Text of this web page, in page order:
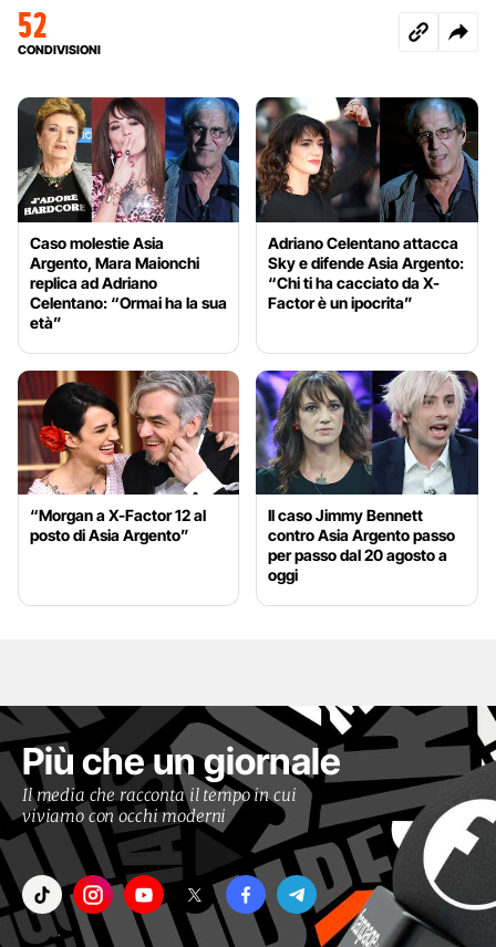
52
CONDIVISIONI
Caso molestie Asia
Argento, Mara Maionchi
replica ad Adriano
Celentano: “Ormai ha la sua
età”
Adriano Celentano attacca
Sky e difende Asia Argento:
“Chi ti ha cacciato da X-
Factor è un ipocrita”
“Morgan a X-Factor 12 al
posto di Asia Argento”
Il caso Jimmy Bennett
contro Asia Argento passo
per passo dal 20 agosto a
oggi
Più che un giornale
Il media che racconta il tempo in cui
viviamo con occhi moderni